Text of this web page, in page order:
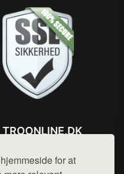
for at
TROONLINE.DK